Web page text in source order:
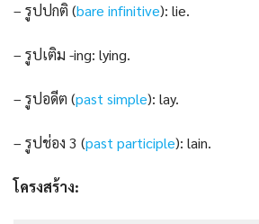
– รูปปกติ (bare infinitive): lie.
– รูปเติม -ing: lying.
– รูปอดีต (past simple): lay.
– รูปช่อง 3 (past participle): lain.
โครงสร้าง: